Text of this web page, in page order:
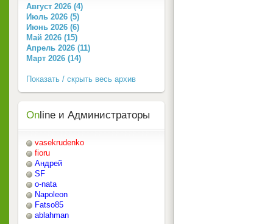
Август 2026 (4)
Июль 2026 (5)
Июнь 2026 (6)
Май 2026 (15)
Апрель 2026 (11)
Март 2026 (14)
Показать / скрыть весь архив
On line и Администраторы
vasekrudenko
fioru
Андрей
SF
o-nata
Napoleon
Fatso85
ablahman